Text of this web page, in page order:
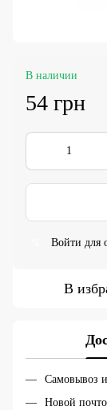
В наличии
54 грн
Войти для
В
Самовывоз
Новой